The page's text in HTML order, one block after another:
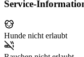
Service-
Hunde nicht erlaubt